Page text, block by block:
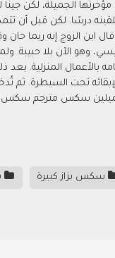
الجميلة، لكن
درسًا. لكن قبل أن
ابن الزوج إنه ربما
وهو الآن بلا حبيبة.
بالأعمال المنزلية.
تحت السيطرة. ثم
الجميلين سكس مترجم
سكس بزاز كبيرة